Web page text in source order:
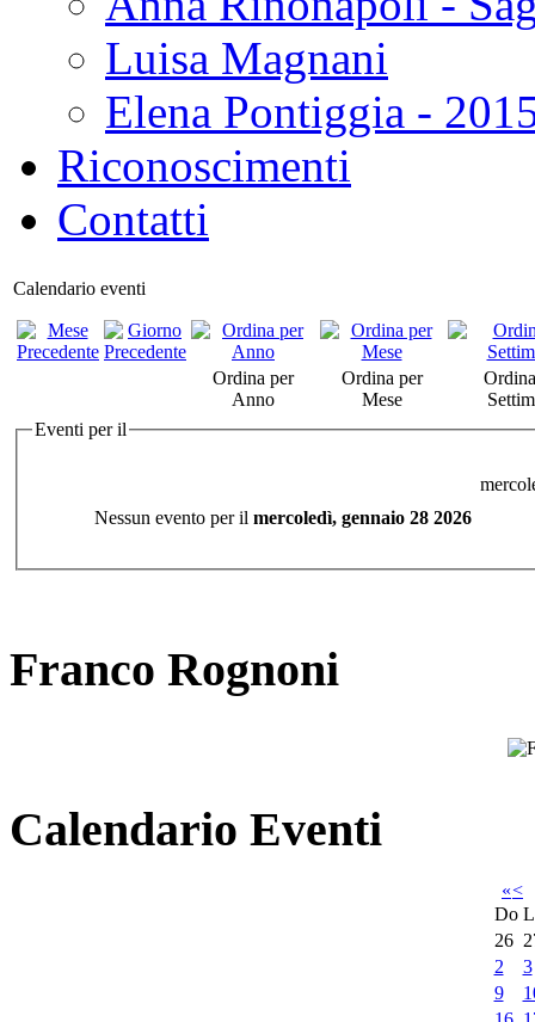
Luisa Magnani
Elena Pontiggia -
Riconoscimenti
Contatti
Calendario eventi
Ordina per
Anno
Ordina per
Mese
Eventi per il
Nessun evento per il mercoledì, gennaio 28 2026
Franco Rognoni
Calendario Eventi
«<
Do
26
2
3
9